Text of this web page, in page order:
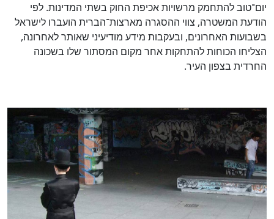
יום־טוב להתחמק מרשויות אכיפת החוק בשתי המדינות. לפי
הודעת המשטרה, צווי ההסגרה מארצות־הברית הועברו לישראל
בשבועות האחרונים, ובעקבות מידע מודיעיני שאותר לאחרונה,
הצליחו הכוחות להתחקות אחר מקום המסתור שלו בשכונה
החרדית בצפון העיר.